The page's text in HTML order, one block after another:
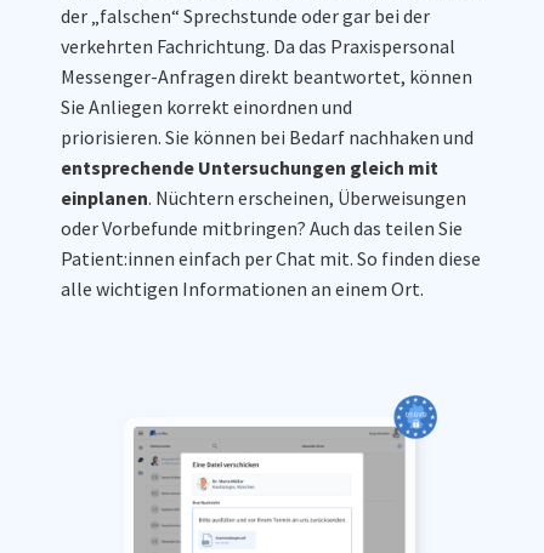
der „falschen“ Sprechstunde oder gar bei der
verkehrten Fachrichtung. Da das Praxispersonal
Messenger-Anfragen direkt beantwortet, können
Sie Anliegen korrekt einordnen und
priorisieren. Sie können bei Bedarf nachhaken und
entsprechende Untersuchungen gleich mit
einplanen. Nüchtern erscheinen, Überweisungen
oder Vorbefunde mitbringen? Auch das teilen Sie
Patient:innen einfach per Chat mit. So finden diese
alle wichtigen Informationen an einem Ort.